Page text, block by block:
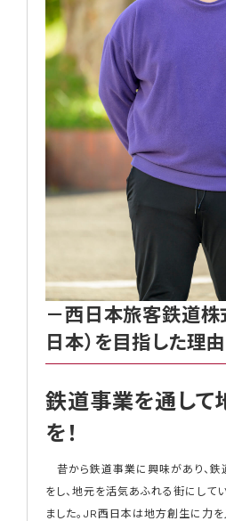
－西日本旅客鉄道株
日本）を目指した理
鉄道事業を通して
を！
昔から鉄道事業に興味があり、鉄
をし、地元を活気あふれる街にして
ました。JR西日本は地方創生に力を